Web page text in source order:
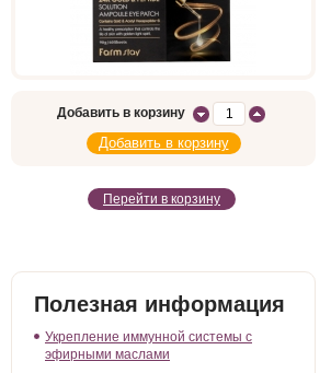
Добавить в корзину
Перейти в корзину
Полезная информация
Укрепление иммунной системы с
эфирными маслами